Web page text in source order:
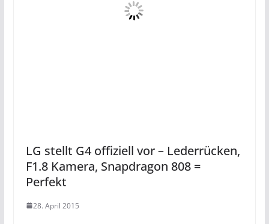
LG stellt G4 offiziell vor – Lederrücken,
F1.8 Kamera, Snapdragon 808 =
Perfekt
28. April 2015